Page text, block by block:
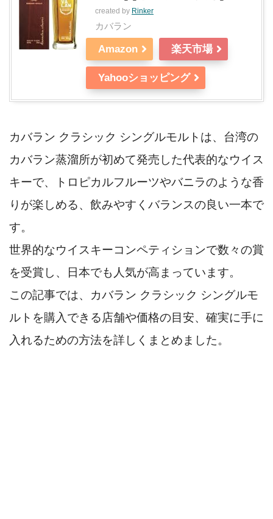
created by Rinker
カバラン
Amazon 楽天市場
Yahooショッピング
カバラン クラシック シングルモルトは、台湾の
カバラン蒸溜所が初めて発売した代表的なウイス
キーで、トロピカルフルーツやバニラのような香
りが楽しめる、飲みやすくバランスの良い一本で
す。
世界的なウイスキーコンペティションで数々の賞
を受賞し、日本でも人気が高まっています。
この記事では、カバラン クラシック シングルモ
ルトを購入できる店舗や価格の目安、確実に手に
入れるための方法を詳しくまとめました。